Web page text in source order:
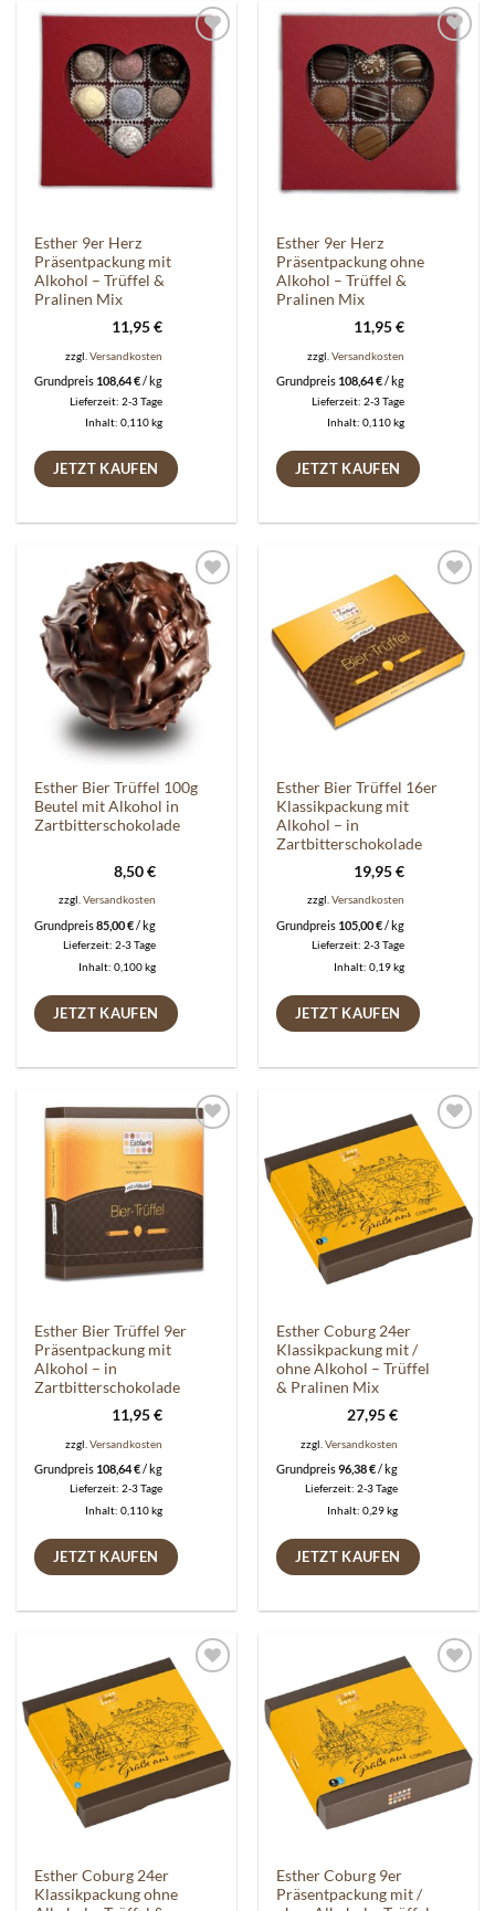
Auf die
Wunschliste
Esther 9er Herz
Präsentpackung mit
Alkohol – Trüffel &
Pralinen Mix
11,95€
zzgl.Versandkosten
Grundpreis 108,64€/ kg
Lieferzeit:2-3 Tage
Inhalt: 0,110kg
JETZT KAUFEN
Auf die
Wunschliste
Esther 9er Herz
Präsentpackung ohne
Alkohol – Trüffel &
Pralinen Mix
11,95€
zzgl.Versandkosten
Grundpreis 108,64€/ kg
Lieferzeit:2-3 Tage
Inhalt: 0,110kg
JETZT KAUFEN
Auf die
Wunschliste
Esther Bier Trüffel 100g
Beutel mit Alkohol in
Zartbitterschokolade
8,50€
zzgl.Versandkosten
Grundpreis85,00€/kg
Lieferzeit:2-3 Tage
Inhalt: 0,100kg
JETZT KAUFEN
Auf die
Wunschliste
Esther Bier Trüffel 16er
Klassikpackung mit
Alkohol – in
Zartbitterschokolade
19,95€
zzgl.Versandkosten
Grundpreis 105,00€/kg
Lieferzeit:2-3 Tage
Inhalt: 0,19kg
JETZT KAUFEN
Auf die
Wunschliste
Esther Bier Trüffel 9er
Präsentpackung mit
Alkohol – in
Zartbitterschokolade
11,95€
zzgl.Versandkosten
Grundpreis 108,64€/kg
Lieferzeit:2-3 Tage
Inhalt: 0,110kg
JETZT KAUFEN
Auf die
Wunschliste
Esther Coburg 24er
Klassikpackung mit /
ohne Alkohol – Trüffel
& Pralinen Mix
27,95€
zzgl.Versandkosten
Grundpreis96,38€/kg
Lieferzeit:2-3 Tage
Inhalt: 0,29kg
JETZT KAUFEN
Auf die
Wunschliste
Esther Coburg 24er
Klassikpackung ohne
Auf die
Wunschliste
Esther Coburg 9er
Präsentpackung mit /